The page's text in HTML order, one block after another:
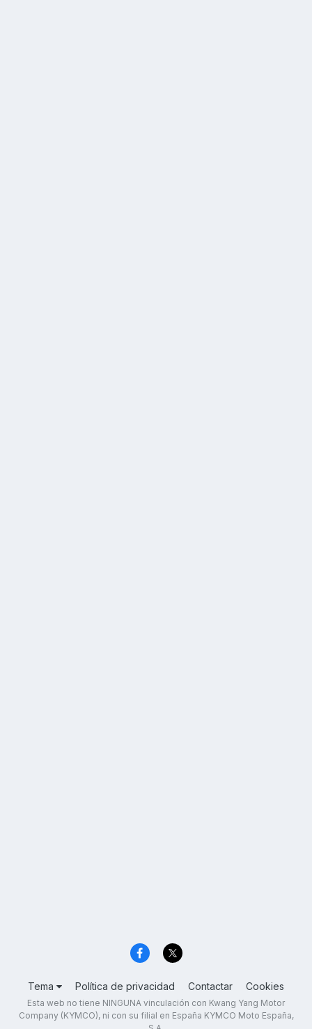
Tema Política de privacidad Contactar Cookies
Esta web no tiene NINGUNA vinculación con Kwang Yang Motor
Company (KYMCO), ni con su filial en España KYMCO Moto España,